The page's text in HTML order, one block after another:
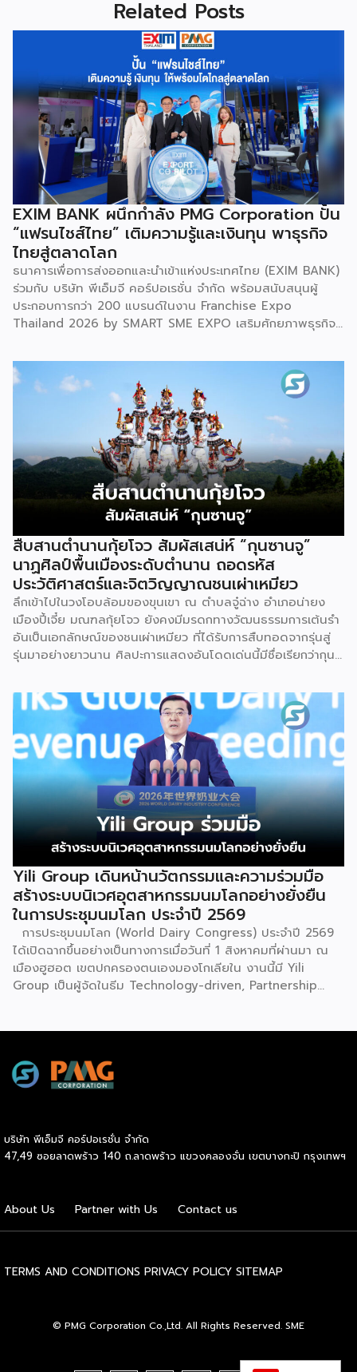
Related Posts
EXIM BANK ผนึกกำลัง PMG Corporation ปั้น
“แฟรนไชส์ไทย” เติมความรู้และเงินทุน พาธุรกิจ
ไทยสู่ตลาดโลก
ธนาคารเพื่อการส่งออกและนำเข้าแห่งประเทศไทย (EXIM BANK)
ร่วมกับ บริษัท พีเอ็มจี คอร์ปอเรชั่น จำกัด พร้อมสนับสนุนผู้
ประกอบการกว่า 200 แบรนด์ในงาน Franchise Expo
Thailand 2026 by SMART SME EXPO เสริมศักยภาพธุรกิจ
บริหารธุรกิจ การวางแผนการเงิน และการบริหารความเสี่ยง
เตรียมความพร้อมสำหรับการขยายตลาดสู่ต่างประเทศ โดยการ
จัดงานครั้งนี้คาดว่าจะสร้างมูลค่าทางเศรษฐกิจราว 220 ล้านบาท
แฟรนไชส์ไม่ใช่เพียงโมเดลธุรกิจ แต่คือ โอกาสในการต่อยอด
แบรนด์ไทยให้ก้าวสู่ตลาดใหม่ EXIM BANK จึงผนึกกำลัง
พันธมิตร สนับสนุนผู้ประกอบการไทยให้พร้อม ขยายธุรกิจ สร้าง
แบรนด์ และเปิดตลาดต่างประเทศ EXIM BANK พร้อมร่วมเดิน
ทางสู่การเปิดตลาดใหม่ เพื่อพา “แฟรนไชส์ไทย” เติบโตไกลใน
ตลาดโลก ด้วยบทบาท Export Co-pilot ที่พร้อมเคียงข้าง
ธุรกิจไทยในทุกเส้นทาง
สืบสานตำนานกุ้ยโจว สัมผัสเสน่ห์ “กุนซานจู”
นาฏศิลป์พื้นเมืองระดับตำนาน ถอดรหัส
ประวัติศาสตร์และจิตวิญญาณชนเผ่าเหมียว
ลึกเข้าไปในวงโอบล้อมของขุนเขา ณ ตำบลจู๋ฉ่าง อำเภอน่ายง
เมืองปี้เจี๋ย มณฑลกุ้ยโจว ยังคงมีมรดกทางวัฒนธรรมการเต้นรำ
อันเป็นเอกลักษณ์ของชนเผ่าเหมียว ที่ได้รับการสืบทอดจากรุ่นสู่
รุ่นมาอย่างยาวนาน ศิลปะการแสดงอันโดดเด่นนี้มีชื่อเรียกว่ากุน
โจว” ซึ่งทรงคุณค่าเป็นยิ่งกว่าการแสดง เพราะทำหน้าที่จดบันทึก
ประวัติศาสตร์การอพยพย้ายถิ่นฐาน สะท้อนภูมิปัญญาทาง
วัฒนธรรมอันรุ่มรวย และตอกย้ำจิตวิญญาณอันแข็งแกร่งของ
ชนเผ่าเหมียวไว้ได้อย่างงดงาม ตำนานเล่าว่า ยามอพยพย้าย
ถิ่นฐานในอดีตกาล เส้นทางของชาวเหมียวต้องเผชิญกับเทือกเขา
สูงชันและพงหนามรกร้าง เพื่อเปิดทางให้เพื่อนพ้องเดินทางผ่าน
พงไพร เหล่าผู้กล้าหาญจึงใช้ร่างกายของตนกลิ้งทับพงหนาม
อย่างไม่เกรงกลัวเพื่อถางทางให้คนในเผ่า ด้วยเหตุนี้ คนรุ่นหลังจึง
ได้จำลองท่วงท่าการกลิ้งตัวดังกล่าวมาต่อยอดและรังสรรค์เป็น
ระบำลู่เซิงอันเป็นเอกลักษณ์ เพื่อรำลึกถึงความกล้าหาญและหยาด
เหงื่อแรงกายของบรรพบุรุษ โดยทุกท่วงท่าการกลิ้งตัวคือการ
คารวะต่อบรรพชน และทุกการกระโดดสะท้อนถึงจิตวิญญาณอัน
แรงกล้าของชนเผ่าเหมียว กุนซานจูถือเป็นหนึ่งในศิลปะการ
เต้นรำที่ปราบเซียนและท้าทายที่สุดของชนเผ่าเหมียว ผู้แสดงจะ
สวมเสื้อนอกสีขาวปักลายอันประณีต และสวมหมวกขนไก่ฟ้า
พร้อมบรรเลงลู่เซิงแบบ 6 ท่อ จุดที่ท้าทายที่สุดคือเสียงเพลงจะ
ต้องพลิ้วไหวอย่างต่อเนื่อง นักเต้นจึงต้องเป่าลู่เซิงอย่าง
สม่ำเสมอโดยไม่สะดุด แม้ในยามที่ต้องโลดโผนด้วยท่วงท่าที่ยาก
ผ่านชามใส่น้ำที่วางเรียงเอาไว้ โดยต้องทรงตัวด้วยความแม่นยำ
เป็นท่านางแอ่นบิน พีระมิดมนุษย์ หรือท่ามังกรพลิกกาย การ
ผสานท่วงทำนอง การเคลื่อนไหว ลมหายใจ และพละกำลังเข้าด้วย
ทศวรรษ 1990 เป็นต้นมา กุนซานจูได้รับการยอมรับอย่างกว้าง
ขวางทั้งในและต่างประเทศ […]
Yili Group เดินหน้านวัตกรรมและความร่วมมือ
สร้างระบบนิเวศอุตสาหกรรมนมโลกอย่างยั่งยืน
ในการประชุมนมโลก ประจำปี 2569
การประชุมนมโลก (World Dairy Congress) ประจำปี 2569
ได้เปิดฉากขึ้นอย่างเป็นทางการเมื่อวันที่ 1 สิงหาคมที่ผ่านมา ณ
เมืองฮูฮอต เขตปกครองตนเองมองโกเลียใน งานนี้มี Yili
Group เป็นผู้จัดในธีม Technology-driven, Partnership
โลกที่รวบรวมผู้นำจากสมาคมการค้านานาชาติ นักวิชาการ และผู้
บริหารระดับสูงตลอดห่วงโซ่คุณค่าของอุตสาหกรรมนมทั่วโลก
เทคโนโลยีการอาหารนานาชาติ (IUFoST) ได้มอบป้ายประกาศ
เกียรติคุณและรางวัลที่ระลึก เพื่อรับรองให้เมืองฮูฮอตดำรง
ตำแหน่ง World Dairy Capital หรือเมืองหลวงแห่ง
ประธานบริหาร IUFoST กล่าวในพิธีเปิดว่า การมอบตำแหน่งดัง
ของเมืองฮูฮอตในการยกระดับอุตสาหกรรมนม พร้อมกล่าวเสริม
องค์กรระดับแถวหน้าอย่าง Yili Group […]
บริษัท พีเอ็มจี คอร์ปอเรชั่น จำกัด
47,49 ซอยลาดพร้าว 140 ถ.ลาดพร้าว แขวงคลองจั่น เขตบางกะปิ กรุงเทพฯ
About Us Partner with Us Contact us
TERMS AND CONDITIONS PRIVACY POLICY SITEMAP
© PMG Corporation Co.,Ltd. All Rights Reserved. SME